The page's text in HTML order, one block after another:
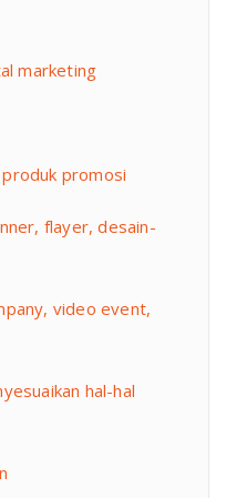
marketing
promosi
flayer, desain-
video event,
hal-hal